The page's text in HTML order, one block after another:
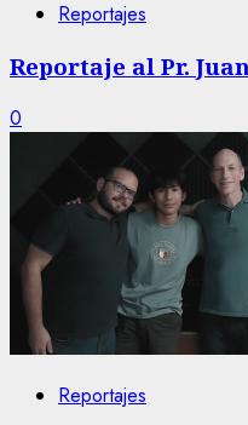
Reportajes
Reportaje al Pr.
0
Reportajes